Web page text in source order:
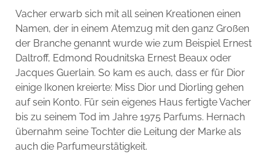
Vacher erwarb sich mit all seinen Kreationen einen
Namen, der in einem Atemzug mit den ganz Großen
der Branche genannt wurde wie zum Beispiel Ernest
Daltroff, Edmond Roudnitska Ernest Beaux oder
Jacques Guerlain. So kam es auch, dass er für Dior
einige Ikonen kreierte: Miss Dior und Diorling gehen
auf sein Konto. Für sein eigenes Haus fertigte Vacher
bis zu seinem Tod im Jahre 1975 Parfums. Hernach
übernahm seine Tochter die Leitung der Marke als
auch die Parfumeurstätigkeit.